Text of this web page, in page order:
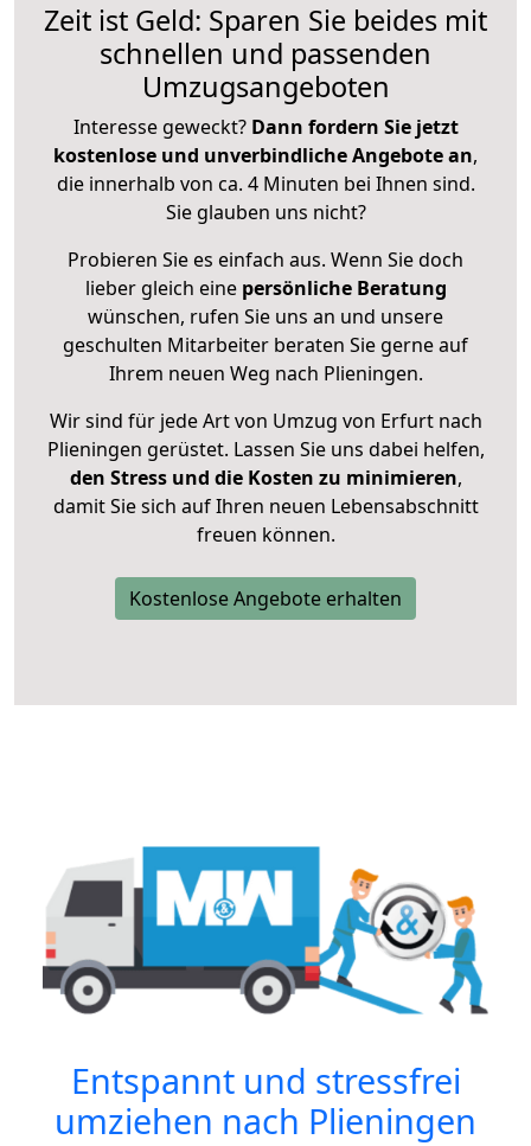
Zeit ist Geld: Sparen Sie beides mit
schnellen und passenden
Umzugsangeboten
Interesse geweckt? Dann fordern Sie jetzt
kostenlose und unverbindliche Angebote an,
die innerhalb von ca. 4 Minuten bei Ihnen sind.
Sie glauben uns nicht?
Probieren Sie es einfach aus. Wenn Sie doch
lieber gleich eine persönliche Beratung
wünschen, rufen Sie uns an und unsere
geschulten Mitarbeiter beraten Sie gerne auf
Ihrem neuen Weg nach Plieningen.
Wir sind für jede Art von Umzug von Erfurt nach
Plieningen gerüstet. Lassen Sie uns dabei helfen,
den Stress und die Kosten zu minimieren,
damit Sie sich auf Ihren neuen Lebensabschnitt
freuen können.
Kostenlose Angebote erhalten
Entspannt und stressfrei
umziehen nach Plieningen